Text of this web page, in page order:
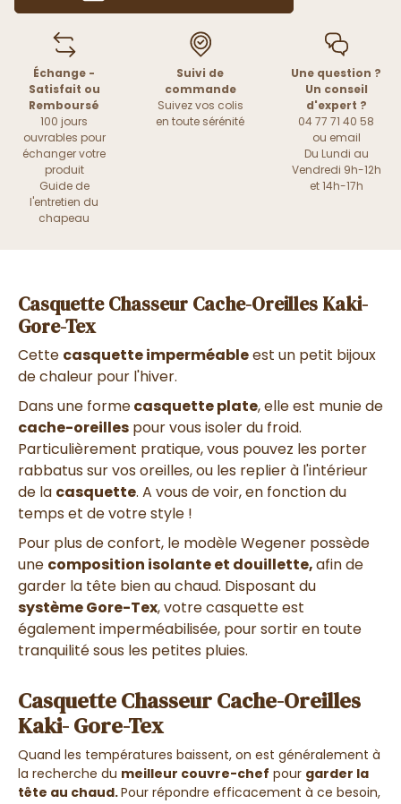
Échange -
Satisfait ou
Remboursé
100 jours
ouvrables pour
échanger votre
produit
Guide de
l'entretien du
chapeau
Suivi de
commande
Suivez vos colis
en toute sérénité
Une question ?
Un conseil
d'expert ?
04 77 71 40 58
ou email
Du Lundi au
Vendredi 9h-12h
et 14h-17h
Casquette Chasseur Cache-Oreilles Kaki-
Gore-Tex
Cette casquette imperméableest un petit bijoux
de chaleur pour l'hiver.
Dans une formecasquette plate, elle est munie de
cache-oreilles pour vous isoler du froid.
Particulièrement pratique, vous pouvez les porter
rabbatus sur vos oreilles, ou les replier à l'intérieur
de la casquette. A vous de voir, en fonction du
temps et de votre style !
Pour plus de confort, le modèle Wegener possède
une composition isolante et douillette,afin de
garder la tête bien au chaud. Disposant du
système Gore-Tex, votre casquette est
également imperméabilisée, pour sortir en toute
tranquilité sous les petites pluies.
Casquette Chasseur Cache-Oreilles
Kaki- Gore-Tex
Quand les températures baissent, on est généralement à
la recherche du meilleur couvre-chef pour garder la
tête au chaud.Pour répondre efficacement à ce besoin,